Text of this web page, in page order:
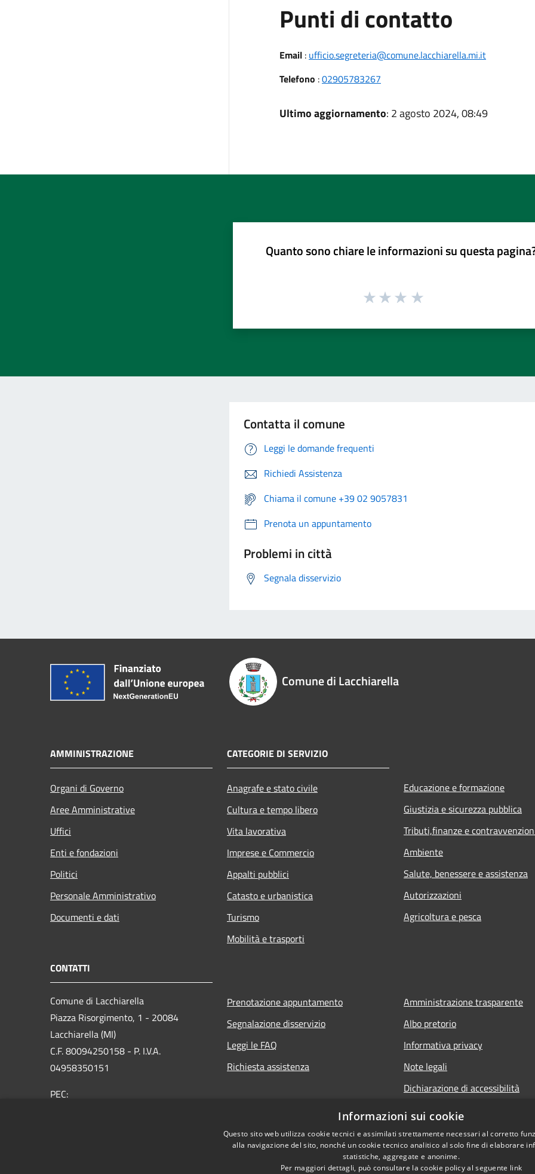
Punti di contatto
Email: ufficio.segreteria@comune.lacchiarella.mi.it
Telefono :02905783267
Ultimo aggiornamento: 2 agosto 2024, 08:49
Quanto sono chiare le informazioni su questa
Contatta il comune
Leggi le domande frequenti
Richiedi Assistenza
Chiama il comune +39 02 9057831
Prenota un appuntamento
Problemi in città
Segnala disservizio
Comune di Lacchiarella
AMMINISTRAZIONE
Organi di Governo
Aree Amministrative
Uffici
Enti e fondazioni
Politici
Personale Amministrativo
Documenti e dati
CATEGORIE DI SERVIZIO
Anagrafe e stato civile
Cultura e tempo libero
Vita lavorativa
Imprese e Commercio
Appalti pubblici
Catasto e urbanistica
Turismo
Mobilità e trasporti
Educazione e formazione
Giustizia e sicurezza pubblica
Tributi,finanze e
Ambiente
Salute, benessere e assistenza
Autorizzazioni
Agricoltura e pesca
CONTATTI
Comune di Lacchiarella
Piazza Risorgimento, 1 - 20084
Lacchiarella (MI)
C.F. 80094250158 - P. I.V.A.
04958350151
PEC:
Prenotazione appuntamento
Segnalazione disservizio
Leggi le FAQ
Richiesta assistenza
Amministrazione trasparente
Albo pretorio
Informativa privacy
Note legali
Dichiarazione di accessibilità
Informazioni sui cookie
Questo sito web utilizza cookie tecnici e assimilati strettamente necessari al corretto
alla navigazione del sito, nonché un cookie tecnico analitico al solo fine di elaborare
statistiche, aggregate e anonime.
Per maggiori dettagli, può consultare la cookie policy al seguente link